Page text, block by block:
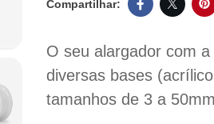
O seu alargador com
diversas bases
tamanhos de 3 a